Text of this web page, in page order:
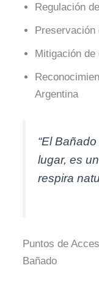
Regulación
Preservación
Mitigación
Argentina
“El
lugar, es
respira
Puntos de
Bañado